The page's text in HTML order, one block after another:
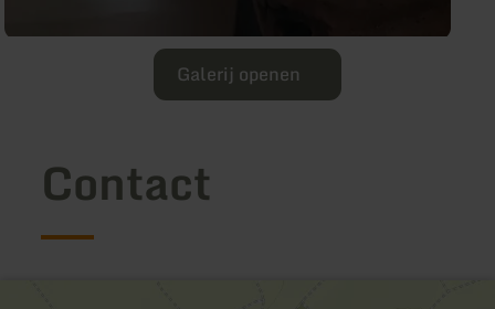
Galerij openen
Contact